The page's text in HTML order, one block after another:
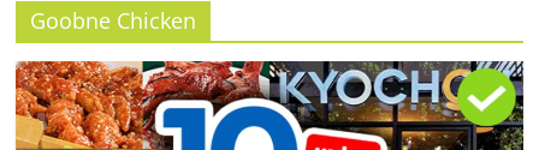
SME
แห่ง
Goobne Chicken